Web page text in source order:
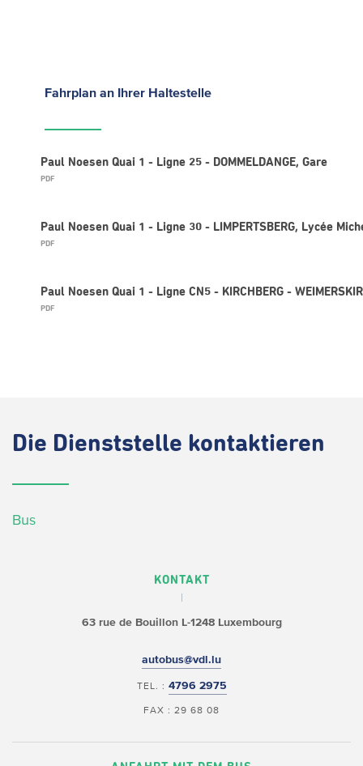
Fahrplan an Ihrer Haltestelle
Paul Noesen Quai 1 - Ligne 25 - DOMMELDANGE, Gare
PDF
Paul Noesen Quai 1 - Ligne 30 - LIMPERTSBERG, Lycée
PDF
Paul Noesen Quai 1 - Ligne CN5 - KIRCHBERG -
PDF
Die Dienststelle kontaktieren
Bus
KONTAKT
63 rue de BouillonL-1248 Luxembourg
autobus@vdl.lu
TEL. : 4796 2975
FAX : 29 68 08